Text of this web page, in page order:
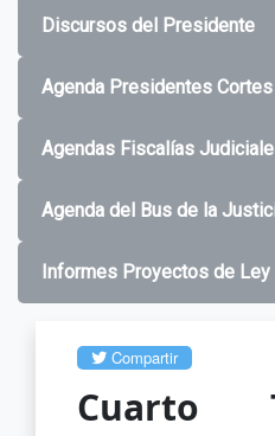
Discursos del Presidente
Agenda Presidentes
Agendas Fiscalías
Agenda del Bus de la
Informes Proyectos de Ley
Compartir
Cuarto